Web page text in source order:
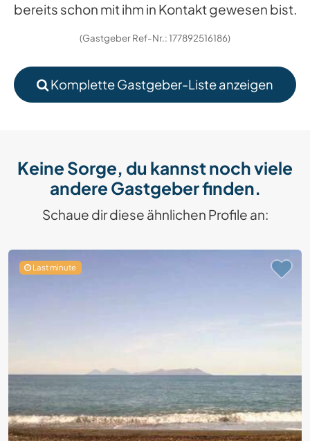
bereits schon mit ihm in Kontakt gewesen bist.
(Gastgeber Ref-Nr.: 177892516186)
Komplette Gastgeber-Liste anzeigen
Keine Sorge, du kannst noch viele
andere Gastgeber finden.
Schaue dir diese ähnlichen Profile an:
Last minute